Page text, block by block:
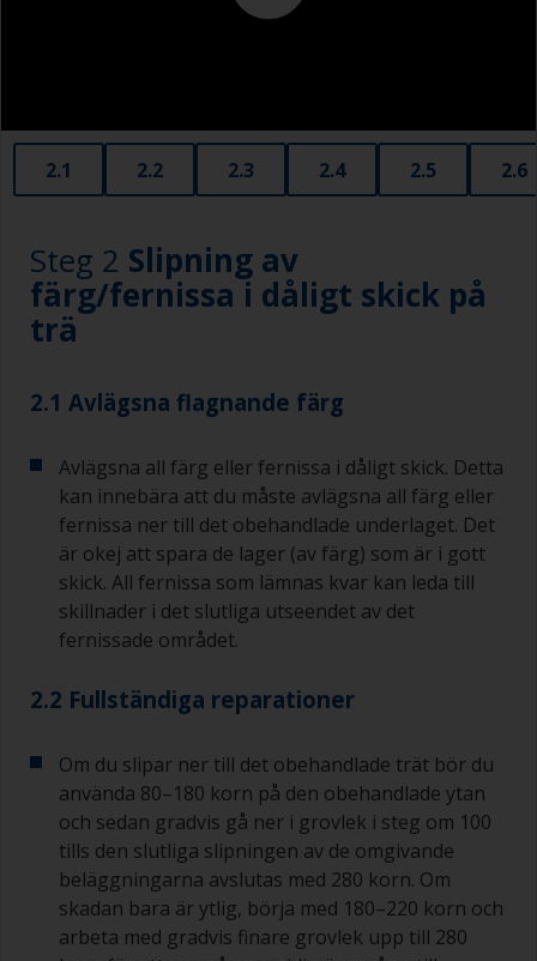
2.1 2.2 2.3 2.4 2.5 2.6
Steg 2 Slipning av
färg/fernissa i dåligt skick på
trä
2.1 Avlägsna flagnande färg
Avlägsna all färg eller fernissa i dåligt skick. Detta
kan innebära att du måste avlägsna all färg eller
fernissa ner till det obehandlade underlaget. Det
är okej att spara de lager (av färg) som är i gott
skick. All fernissa som lämnas kvar kan leda till
skillnader i det slutliga utseendet av det
fernissade området.
2.2 Fullständiga reparationer
Om du slipar ner till det obehandlade trät bör du
använda 80–180 korn på den obehandlade ytan
och sedan gradvis gå ner i grovlek i steg om 100
tills den slutliga slipningen av de omgivande
beläggningarna avslutas med 280 korn. Om
skadan bara är ytlig, börja med 180–220 korn och
arbeta med gradvis finare grovlek upp till 280